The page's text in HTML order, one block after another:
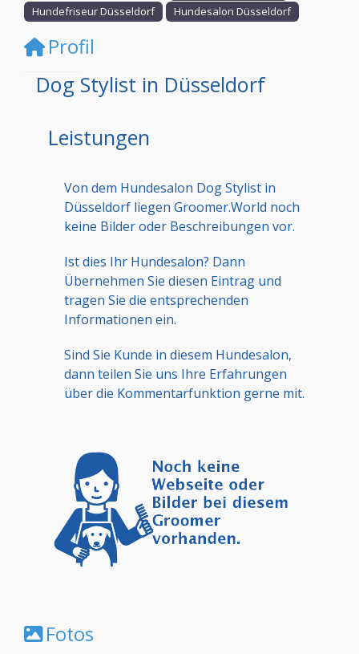
Hundefriseur Düsseldorf
Hundesalon Düsseldorf
Profil
Dog Stylist in Düsseldorf
Leistungen
Von dem Hundesalon Dog Stylist in
Düsseldorf liegen Groomer.World noch
keine Bilder oder Beschreibungen vor.
Ist dies Ihr Hundesalon? Dann
Übernehmen Sie diesen Eintrag und
tragen Sie die entsprechenden
Informationen ein.
Sind Sie Kunde in diesem Hundesalon,
dann teilen Sie uns Ihre Erfahrungen
über die Kommentarfunktion gerne mit.
Fotos